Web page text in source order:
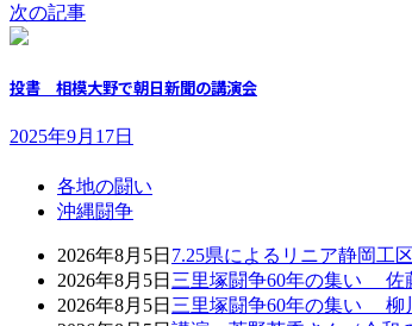
次の記事
投書 相模大野で朝日新聞の講演会
2025年9月17日
各地の闘い
沖縄闘争
2026年8月5日 7.25県によるリニア静岡工
2026年8月5日 三里塚闘争60年の集い 佐
2026年8月5日 三里塚闘争60年の集い 柳